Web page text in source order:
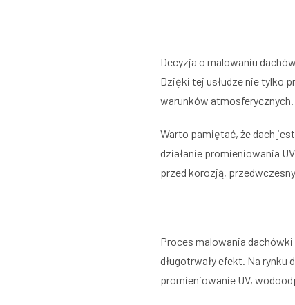
Decyzja o malowaniu
Dzięki tej usłudze nie tylko
warunków atmosferycznych.
Warto pamiętać, że dach
działanie promieniowania
przed korozją,
Proces malowania
długotrwały efekt. Na
promieniowanie UV,